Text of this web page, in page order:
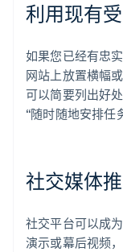
利用现有
如果您已经有忠
网站上放置横幅
可以简要列出好
“随时随地安排任
社交媒体
社交平台可以成
演示或幕后视频